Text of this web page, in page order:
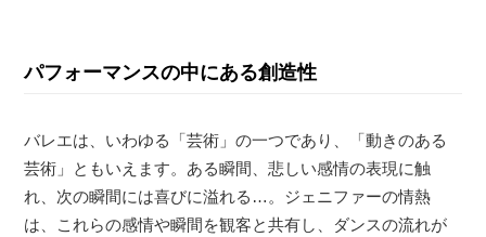
パフォーマンスの中にある創造性
バレエは、いわゆる「芸術」の一つであり、「動きのある
芸術」ともいえます。ある瞬間、悲しい感情の表現に触
れ、次の瞬間には喜びに溢れる…。ジェニファーの情熱
は、これらの感情や瞬間を観客と共有し、ダンスの流れが